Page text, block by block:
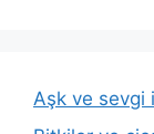
Aşk ve sevgi